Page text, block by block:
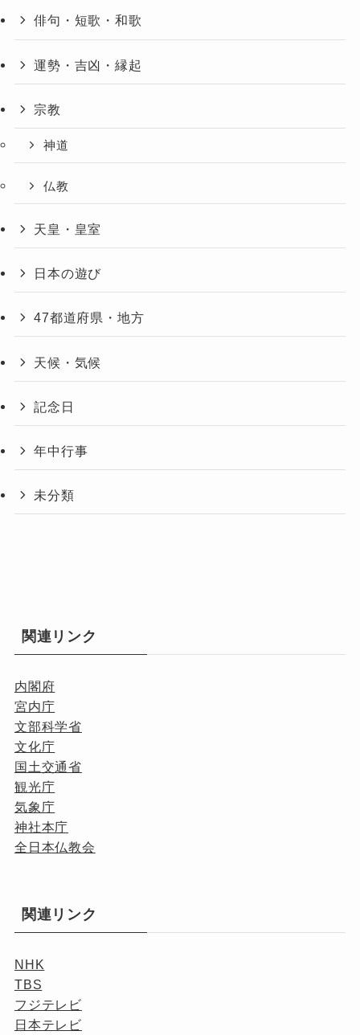
俳句・短歌・和歌
運勢・吉凶・縁起
宗教
神道
仏教
天皇・皇室
日本の遊び
47都道府県・地方
天候・気候
記念日
年中行事
未分類
関連リンク
内閣府
宮内庁
文部科学省
文化庁
国土交通省
観光庁
気象庁
神社本庁
全日本仏教会
関連リンク
NHK
TBS
フジテレビ
日本テレビ